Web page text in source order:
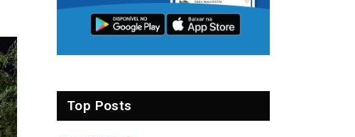
Top Posts